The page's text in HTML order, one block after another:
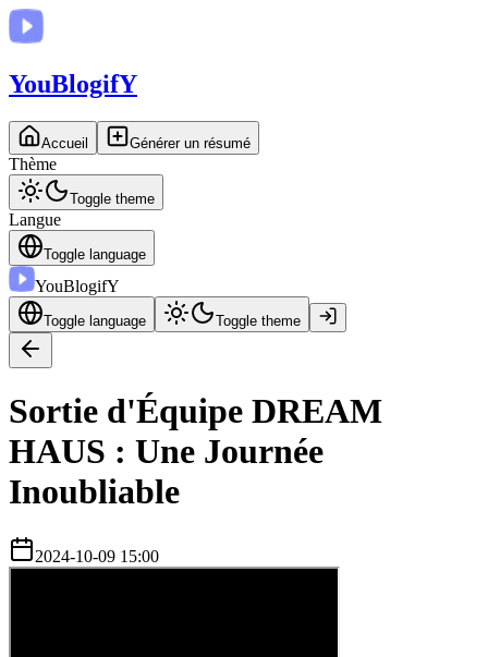
YouBlogifY
Accueil Générer un résumé
Thème
Toggle theme
Langue
Toggle language
YouBlogifY
Toggle language Toggle theme
Sortie d'Équipe DREAM
HAUS : Une Journée
Inoubliable
2024-10-09 15:00